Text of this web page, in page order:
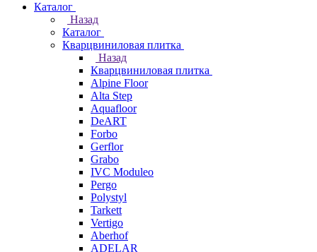
Каталог
Назад
Каталог
Кварцвиниловая плитка
Назад
Кварцвиниловая плитка
Alpine Floor
Alta Step
Aquafloor
DeART
Forbo
Gerflor
Grabo
IVC Moduleo
Pergo
Polystyl
Tarkett
Vertigo
Aberhof
ADELAR